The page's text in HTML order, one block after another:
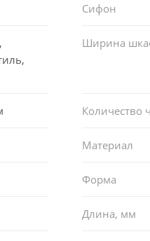
Сифон
Ширина
Количество
Материал
Форма
Длина, мм